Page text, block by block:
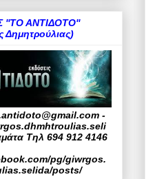
''ΤΟ ΑΝΤΙΔΟΤΟ''
Δημητρούλιας)
-
Τηλ 694 912 4146
pg/giwrgos.
posts/